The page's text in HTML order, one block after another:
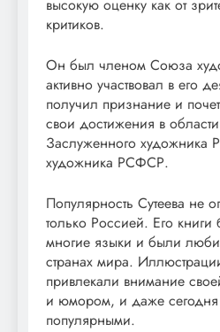
высокую оценку как от
критиков.
Он был членом Союза
активно участвовал в его
получил признание и
свои достижения в
Заслуженного
художника РСФСР.
Популярность Сутеева не
только Россией. Его
многие языки и были
странах мира.
привлекали внимание
и юмором, и даже сегодня
популярными.